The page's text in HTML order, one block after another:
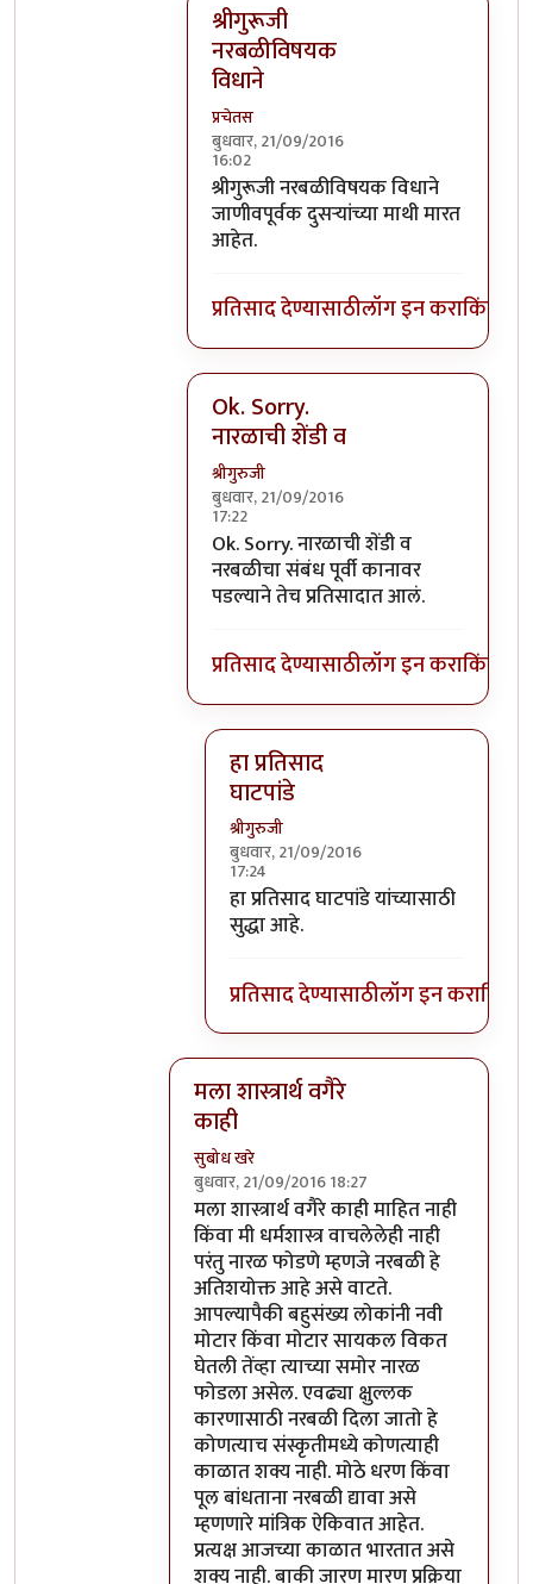
श्रीगुरूजी
नरबळीविषयक
विधाने
प्रचेतस
बुधवार, 21/09/2016
16:02
In reply toघाटपांड्यांनी नारळ फोडणे
श्रीगुरूजी नरबळीविषयक विधाने
जाणीवपूर्वक दुसऱ्यांच्या माथी मारत
आहेत.
प्रतिसाद देण्यासाठीलॉग इन कराकिंवा
Ok. Sorry.
नारळाची शेंडी व
श्रीगुरुजी
बुधवार, 21/09/2016
17:22
In reply toघाटपांड्यांनी नारळ फोडणे
Ok. Sorry. नारळाची शेंडी व
नरबळीचा संबंध पूर्वी कानावर
पडल्याने तेच प्रतिसादात आलं.
प्रतिसाद देण्यासाठीलॉग इन कराकिंवा
हा प्रतिसाद
घाटपांडे
श्रीगुरुजी
बुधवार, 21/09/2016
17:24
In reply toOk. Sorry. नारळाची शेंडी व
हा प्रतिसाद घाटपांडे यांच्यासाठी
सुद्धा आहे.
प्रतिसाद देण्यासाठीलॉग इन कराकिंवा
मला शास्त्रार्थ वगैरे
काही
सुबोध खरे
बुधवार, 21/09/2016 18:27
In reply toआत्मबंधवाल्यानी `कोहळा म्हणजे
मला शास्त्रार्थ वगैरे काही माहित नाही
किंवा मी धर्मशास्त्र वाचलेलेही नाही
परंतु नारळ फोडणे म्हणजे नरबळी हे
अतिशयोक्त आहे असे वाटते.
आपल्यापैकी बहुसंख्य लोकांनी नवी
मोटार किंवा मोटार सायकल विकत
घेतली तेंव्हा त्याच्या समोर नारळ
फोडला असेल. एवढ्या क्षुल्लक
कारणासाठी नरबळी दिला जातो हे
कोणत्याच संस्कृतीमध्ये कोणत्याही
काळात शक्य नाही. मोठे धरण किंवा
पूल बांधताना नरबळी द्यावा असे
म्हणणारे मांत्रिक ऐकिवात आहेत.
प्रत्यक्ष आजच्या काळात भारतात असे
शक्य नाही. बाकी जारण मारण प्रक्रिया